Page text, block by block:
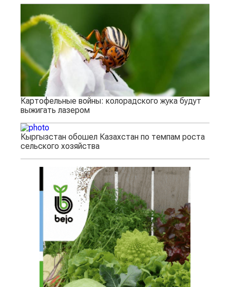
Картофельные войны: колорадского жука будут
выжигать лазером
Кыргызстан обошел Казахстан по темпам роста
сельского хозяйства